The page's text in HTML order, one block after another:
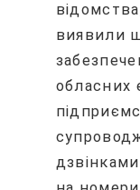
виявили
обласних